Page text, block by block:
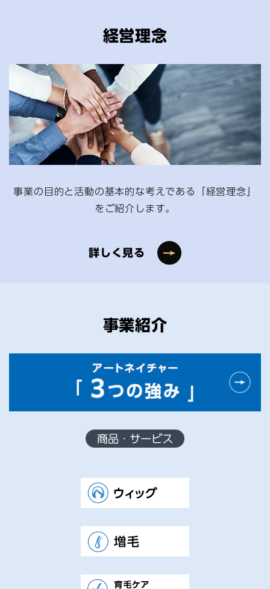
経営理念
事業の目的と活動の基本的な考えである「経営理念」
をご紹介します。
詳しく見る
事業紹介